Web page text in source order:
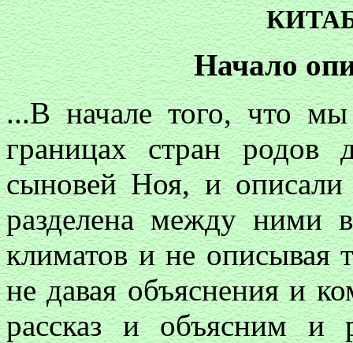
Начало
...В начале того, что
границах стран
сыновей Ноя, и
разделена между ними
климатов и не описывая
не давая объяснения и
рассказ и объясним и